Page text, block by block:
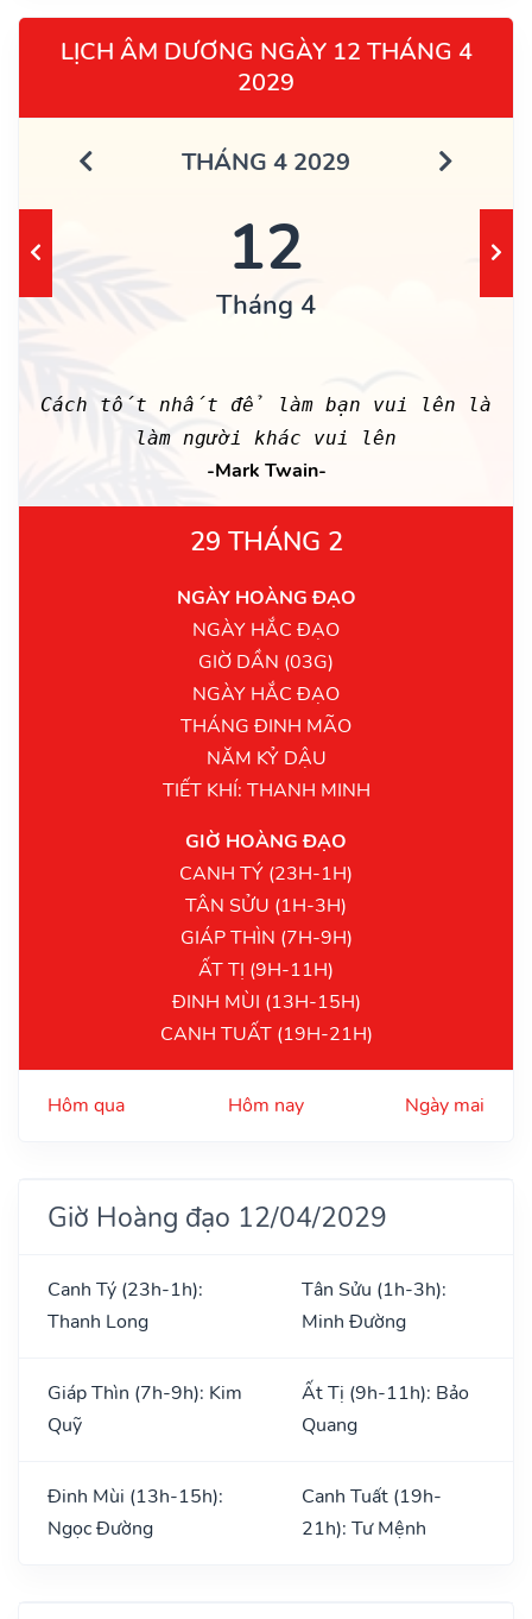
LỊCH ÂM DƯƠNG NGÀY 12 THÁNG 4
2029
THÁNG 4 2029
12
Tháng 4
Cách tốt nhất để làm bạn vui lên là
làm người khác vui lên
-Mark Twain-
29 THÁNG 2
NGÀY HOÀNG ĐẠO
NGÀY HẮC ĐẠO
GIỜ DẦN (03G)
NGÀY HẮC ĐẠO
THÁNG ĐINH MÃO
NĂM KỶ DẬU
TIẾT KHÍ: THANH MINH
GIỜ HOÀNG ĐẠO
CANH TÝ (23H-1H)
TÂN SỬU (1H-3H)
GIÁP THÌN (7H-9H)
ẤT TỊ (9H-11H)
ĐINH MÙI (13H-15H)
CANH TUẤT (19H-21H)
Hôm qua Hôm nay Ngày mai
Giờ Hoàng đạo 12/04/2029
Canh Tý (23h-1h):
Thanh Long
Tân Sửu (1h-3h):
Minh Đường
Giáp Thìn (7h-9h): Kim
Quỹ
Ất Tị (9h-11h): Bảo
Quang
Đinh Mùi (13h-15h):
Ngọc Đường
Canh Tuất (19h-
21h): Tư Mệnh